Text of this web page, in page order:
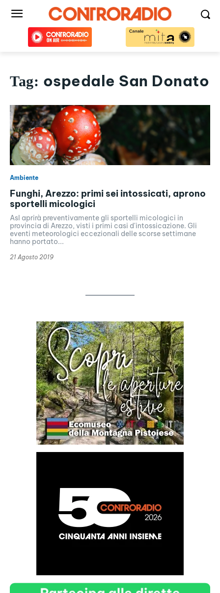
Tag: ospedale San Donato
Ambiente
Funghi, Arezzo: primi sei intossicati, aprono
sportelli micologici
Asl aprirà preventivamente gli sportelli micologici in
provincia di Arezzo, visti i primi casi d'intossicazione. Gli
eventi meteorologici eccezionali delle scorse settimane
hanno portato...
21 Agosto 2019